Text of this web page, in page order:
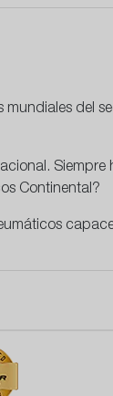
mundiales del
Continental?